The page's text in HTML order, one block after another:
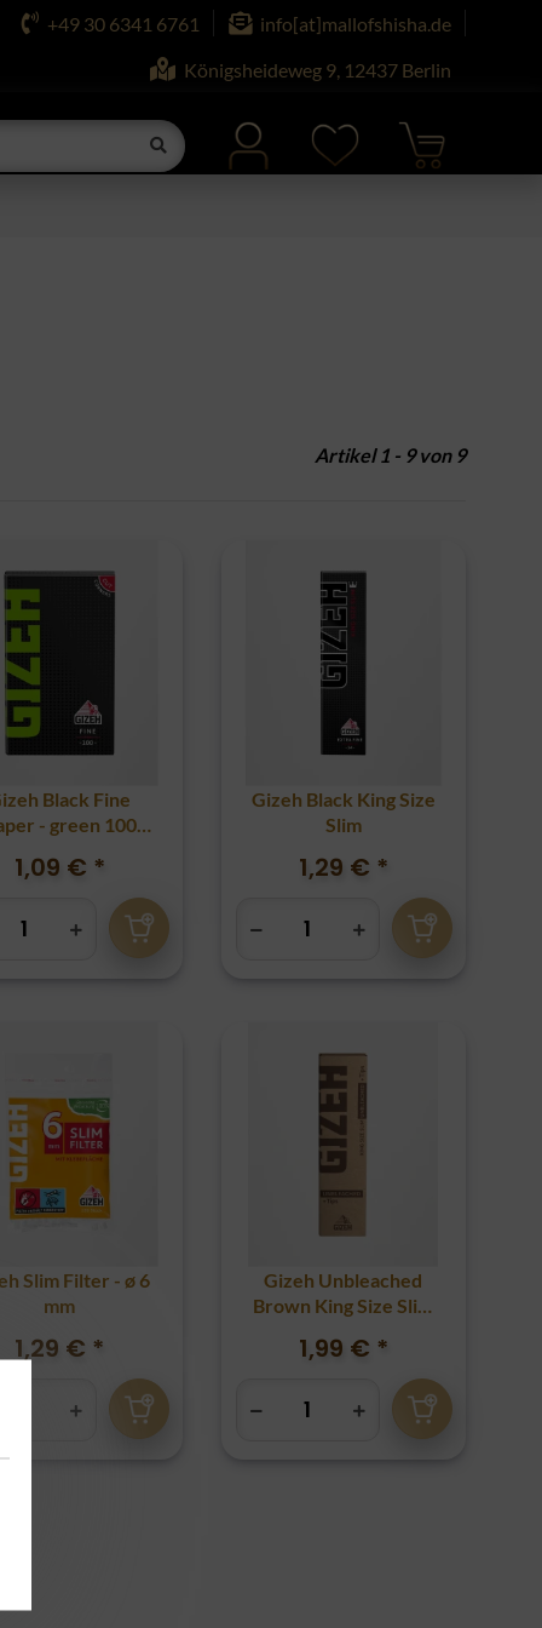
+49 30 6341 6761
info[at]mallofshisha.de
Königsheideweg 9, 12437 Berlin
Artikel 1 - 9 von 9
Black Fine
- green 100
1,09 € *
Gizeh Black King Size
Slim
1,29 € *
Slim Filter - ø 6
mm
1,29 € *
Gizeh Unbleached
Brown King Size Slim
1,99 € *